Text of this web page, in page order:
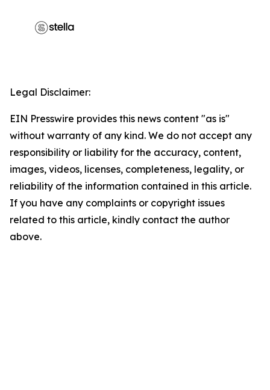
Legal Disclaimer:
EIN Presswire provides this news content "as is"
without warranty of any kind. We do not accept any
responsibility or liability for the accuracy, content,
images, videos, licenses, completeness, legality, or
reliability of the information contained in this article.
If you have any complaints or copyright issues
related to this article, kindly contact the author
above.